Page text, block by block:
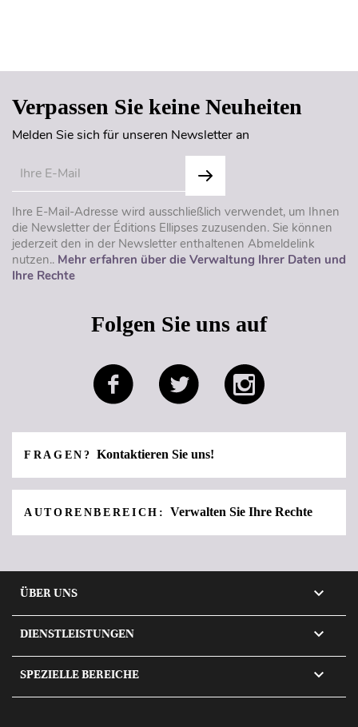
Verpassen Sie keine Neuheiten
Melden Sie sich für unseren Newsletter an
Ihre E-Mail-Adresse wird ausschließlich verwendet, um Ihnen
die Newsletter der Éditions Ellipses zuzusenden. Sie können
jederzeit den in der Newsletter enthaltenen Abmeldelink
nutzen.. Mehr erfahren über die Verwaltung Ihrer Daten und
Ihre Rechte
Folgen Sie uns auf
FRAGEN?Kontaktieren Sie uns!
AUTORENBEREICH:Verwalten Sie Ihre Rechte
ÜBER UNS 
DIENSTLEISTUNGEN 
SPEZIELLE BEREICHE 